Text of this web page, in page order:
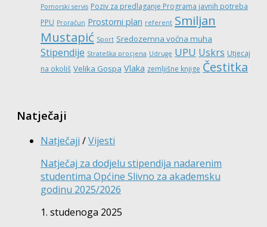
Pomorski servis Poziv za predlaganje Programa javnih potreba
PPU Proračun Prostorni plan referent Smiljan
Mustapić Sport Sredozemna voćna muha
Stipendije Strateška procjena Udruge UPU Uskrs Utjecaj
na okoliš Velika Gospa Vlaka zemljišne knjige Čestitka
Natječaji
Natječaji /Vijesti
Natječaj za dodjelu stipendija nadarenim
studentima Općine Slivno za akademsku
godinu 2025/2026
1. studenoga 2025